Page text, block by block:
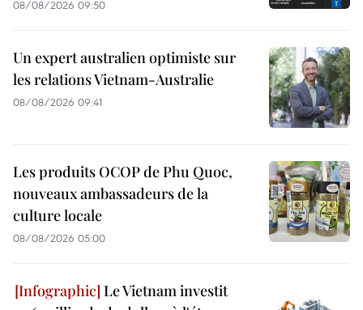
08/08/2026 09:50
Un expert australien optimiste sur
les relations Vietnam-Australie
08/08/2026 09:41
Les produits OCOP de Phu Quoc,
nouveaux ambassadeurs de la
culture locale
08/08/2026 05:00
Le Vietnam investit